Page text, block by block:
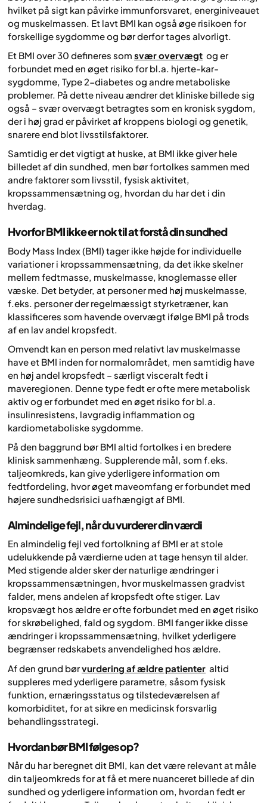
hvilket på sigt kan påvirke immunforsvaret, energiniveauet
og muskelmassen. Et lavt BMI kan også øge risikoen for
forskellige sygdomme og bør derfor tages alvorligt.
Et BMI over 30 defineres som svær overvægt og er
forbundet med en øget risiko for bl.a. hjerte-kar-
sygdomme, Type 2-diabetes og andre metaboliske
problemer. På dette niveau ændrer det kliniske billede sig
også – svær overvægt betragtes som en kronisk sygdom,
der i høj grad er påvirket af kroppens biologi og genetik,
snarere end blot livsstilsfaktorer.
Samtidig er det vigtigt at huske, at BMI ikke giver hele
billedet af din sundhed, men bør fortolkes sammen med
andre faktorer som livsstil, fysisk aktivitet,
kropssammensætning og, hvordan du har det i din
hverdag.
Hvorfor BMI ikke er nok til at forstå din sundhed
Body Mass Index (BMI) tager ikke højde for individuelle
variationer i kropssammensætning, da det ikke skelner
mellem fedtmasse, muskelmasse, knoglemasse eller
væske. Det betyder, at personer med høj muskelmasse,
f.eks. personer der regelmæssigt styrketræner, kan
klassificeres som havende overvægt ifølge BMI på trods
af en lav andel kropsfedt.
Omvendt kan en person med relativt lav muskelmasse
have et BMI inden for normalområdet, men samtidig have
en høj andel kropsfedt – særligt visceralt fedt i
maveregionen. Denne type fedt er ofte mere metabolisk
aktiv og er forbundet med en øget risiko for bl.a.
insulinresistens, lavgradig inflammation og
kardiometaboliske sygdomme.
På den baggrund bør BMI altid fortolkes i en bredere
klinisk sammenhæng. Supplerende mål, som f.eks.
taljeomkreds, kan give yderligere information om
fedtfordeling, hvor øget maveomfang er forbundet med
højere sundhedsrisici uafhængigt af BMI.
Almindelige fejl, når du vurderer din værdi
En almindelig fejl ved fortolkning af BMI er at stole
udelukkende på værdierne uden at tage hensyn til alder.
Med stigende alder sker der naturlige ændringer i
kropssammensætningen, hvor muskelmassen gradvist
falder, mens andelen af kropsfedt ofte stiger. Lav
kropsvægt hos ældre er ofte forbundet med en øget risiko
for skrøbelighed, fald og sygdom. BMI fanger ikke disse
ændringer i kropssammensætning, hvilket yderligere
begrænser redskabets anvendelighed hos ældre.
Af den grund børvurdering af ældre patienter altid
suppleres med yderligere parametre, såsom fysisk
funktion, ernæringsstatus og tilstedeværelsen af
komorbiditet, for at sikre en medicinsk forsvarlig
behandlingsstrategi.
Hvordan bør BMI følges op?
Når du har beregnet dit BMI, kan det være relevant at måle
din taljeomkreds for at få et mere nuanceret billede af din
sundhed og yderligere information om, hvordan fedt er